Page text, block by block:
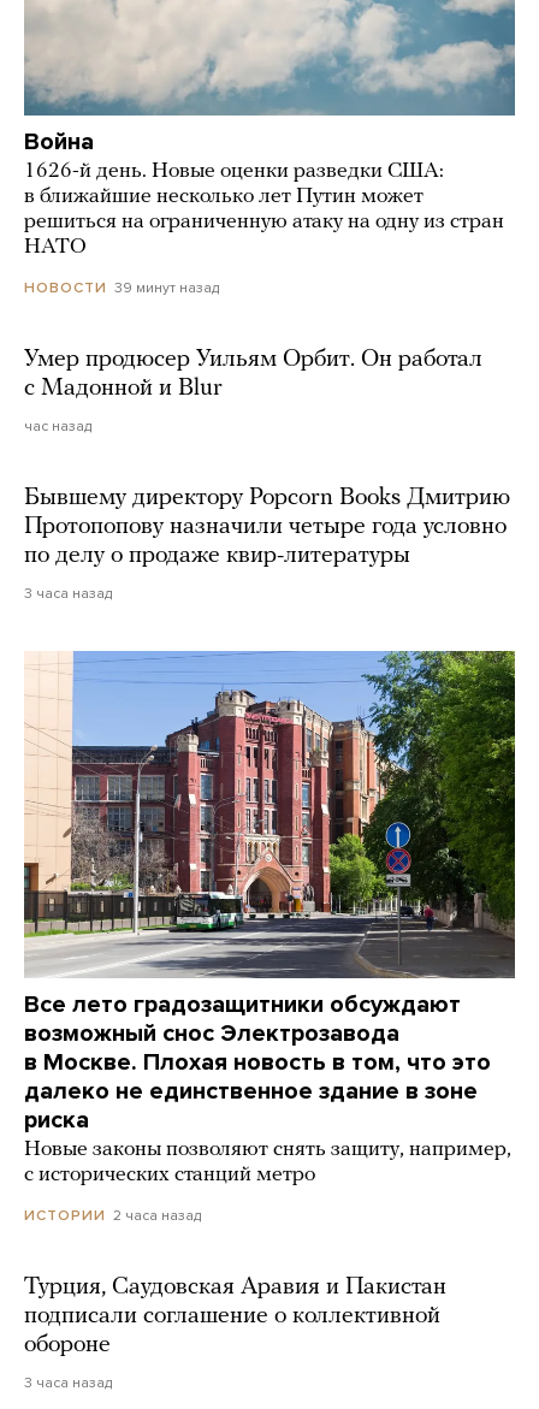
Война
1626-й день. Новые оценки разведки США:
в ближайшие несколько лет Путин может
решиться на ограниченную атаку на одну из стран
НАТО
НОВОСТИ 39 минут назад
Умер продюсер Уильям Орбит. Он работал
с Мадонной и Blur
час назад
Бывшему директору Popcorn Books Дмитрию
Протопопову назначили четыре года условно
по делу о продаже квир-литературы
3 часа назад
Все лето градозащитники обсуждают
возможный снос Электрозавода
в Москве. Плохая новость в том, что это
далеко не единственное здание в зоне
риска
Новые законы позволяют снять защиту, например,
с исторических станций метро
ИСТОРИИ 2 часа назад
Турция, Саудовская Аравия и Пакистан
подписали соглашение о коллективной
обороне
3 часа назад